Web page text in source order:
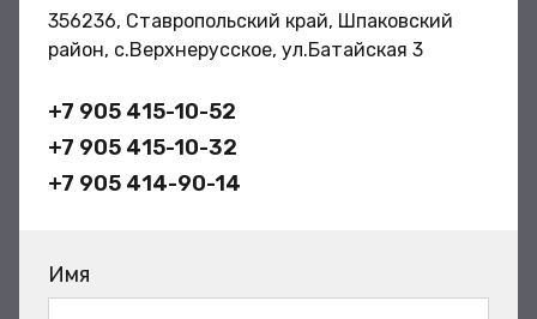
356236, Ставропольский край, Шпаковский
район, с.Верхнерусское, ул.Батайская 3
+7 905 415-10-52
+7 905 415-10-32
+7 905 414-90-14
Имя